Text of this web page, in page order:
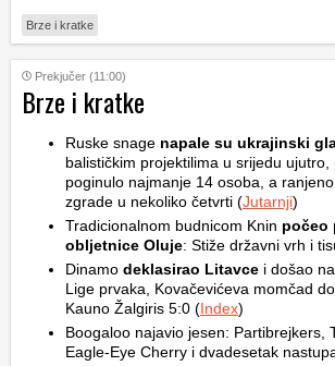
Brze i kratke
Prekjučer (11:00)
Brze i kratke
Ruske snage napale su ukrajinski
balističkim projektilima u srijedu ujutro,
poginulo najmanje 14 osoba, a
zgrade u nekoliko četvrti (Jutarnji)
Tradicionalnom budnicom Knin počeo
obljetnice Oluje: Stiže državni vrh i
Dinamo deklasirao Litavce i došao
Lige prvaka, Kovačevićeva momčad
Kauno Žalgiris 5:0 (Index)
Boogaloo najavio jesen: Partibrejkers,
Eagle-Eye Cherry i dvadesetak